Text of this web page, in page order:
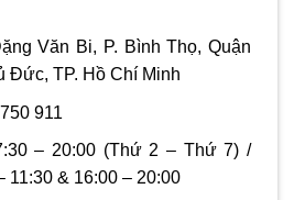
Văn Bi, P. Bình Thọ, Quận
Đức, TP. Hồ Chí Minh
911
– 20:00 (Thứ 2 – Thứ 7) /
11:30 & 16:00 – 20:00